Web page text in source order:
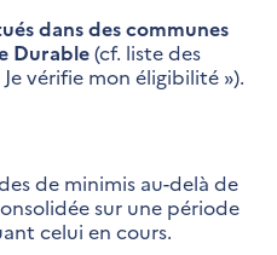
dans des communes
Durable(cf. liste des
vérifie mon éligibilité »).
de minimis au-delà de
sur une période
celui en cours.